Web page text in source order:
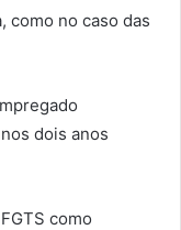
como no caso das
dois anos
como